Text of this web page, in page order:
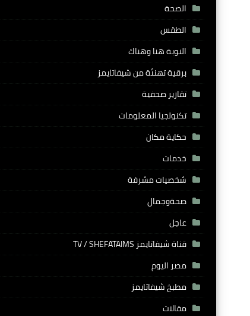
الصحة
الطقس
النوبة هنا وهناك
برقية تهنئة من شيفاتايمز
تقارير صحفية
تكنولجيا المعلومات
حكاية مكان
خدمات
شخصيات مشرفة
صحةوجمال
عاجل
قناة شيفاتايمز TV / SHEFATAIMS
مصر اليوم
مطبخ شيفاتايمز
مقالات